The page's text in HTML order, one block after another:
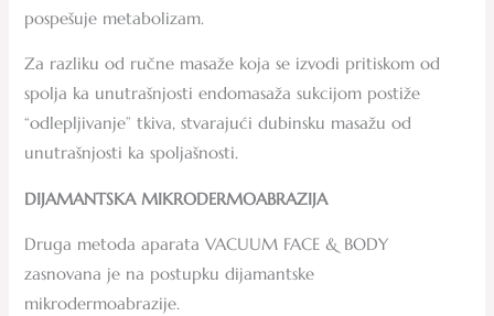
pospešuje metabolizam.
Za razliku od ručne masaže koja se izvodi pritiskom od
spolja ka unutrašnjosti endomasaža sukcijom postiže
“odlepljivanje” tkiva, stvarajući dubinsku masažu od
unutrašnjosti ka spoljašnosti.
DIJAMANTSKA MIKRODERMOABRAZIJA
Druga metoda aparata VACUUM FACE & BODY
zasnovana je na postupku dijamantske
mikrodermoabrazije.